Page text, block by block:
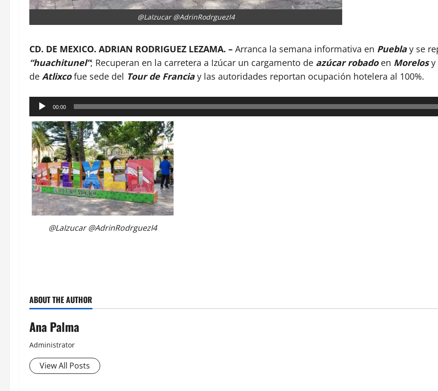
@LaIzucar @AdrinRodrguezI4
CD. DE MEXICO. ADRIAN RODRIGUEZ LEZAMA. – Arranca la semana informativa en Puebla y se
“huachitunel”; Recuperan en la carretera a Izúcar un cargamento de azúcar robadoen Morelosy
de Atlixco fue sede del Tour de Francia y las autoridades reportan ocupación hotelera al 100%.
Reproductor
de
audio
00:00
@LaIzucar @AdrinRodrguezI4
ABOUT THE AUTHOR
Ana Palma
Administrator
View All Posts